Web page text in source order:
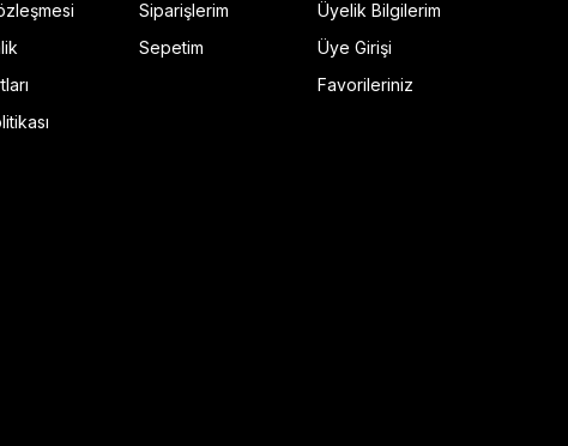
Siyah
Siparişlerim
Sepetim
Üyelik Bilgilerim
Üye Girişi
Favorileriniz